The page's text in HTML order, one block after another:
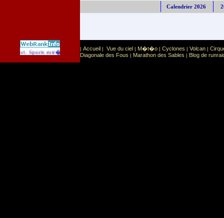
Calendrier 2026
Sport: Sports extr�mes | Accueil | Vue du ciel | M�t�o | Cyclones | Volcan |
Diagonale des Fous | Marathon des Sables | Blog de